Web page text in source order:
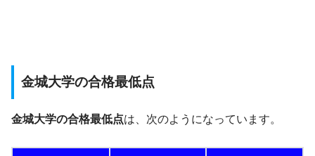
金城大学の合格最低点
金城大学の合格最低点は、次のようになっています。